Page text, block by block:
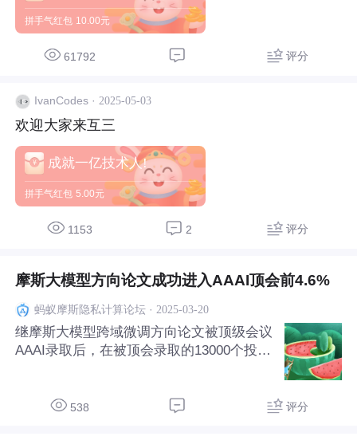
拼手气红包 10.00元
61792 评分
IvanCodes· 2025-05-03
欢迎大家来互三
成就一亿技术人!
拼手气红包 5.00元
1153 2 评分
摩斯大模型方向论文成功进入AAAI顶会前4.6%
蚂蚁摩斯隐私计算论坛· 2025-03-20
继摩斯大模型跨域微调方向论文被顶级会议
AAAI录取后，在被顶会录取的13000个投稿
日在费城完成演讲。 摩斯的代表分析了当
538 评分